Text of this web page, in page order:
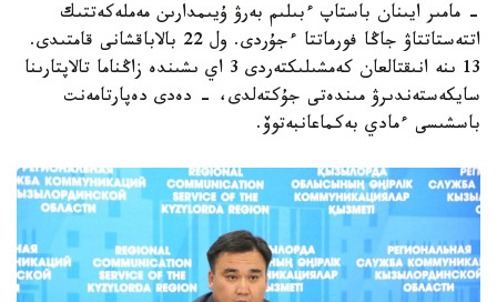
- مامىر ايىنان باستاپ ءبىلىم بەرۋ ۇيىمدارىن مەملەكەتتىك
اتتەستاتتاۋ جاڭا فورماتتا ءجۇردى. ول 22 بالاباقشانى قامتىدى.
13 ىنە انىقتالعان كەمشىلىكتەردى 3 اي ىشىندە زاڭناما تالاپتارىنا
سايكەستەندىرۋ مىندەتى جۇكتەلدى، - دەدى دەپارتامەنت
باسشىسى ءمادي بەكماعانبەتوۆ.